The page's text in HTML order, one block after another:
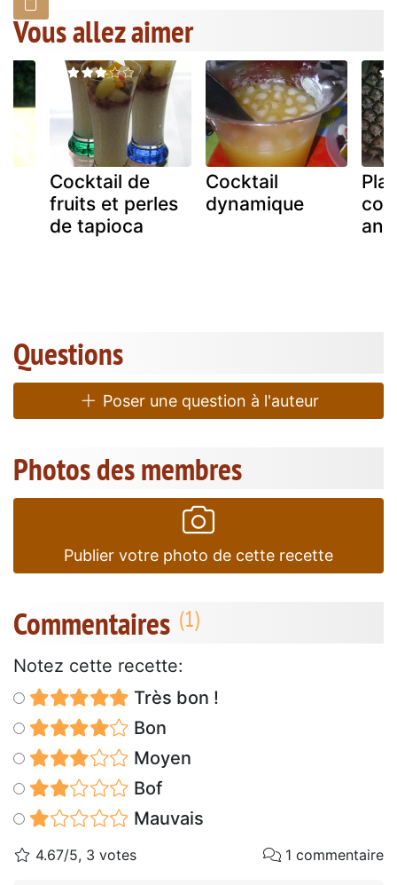
Vous allez aimer
Cocktail de
fruits et perles
de tapioca
Cocktail
dynamique
Questions
Poser une question à l'auteur
Photos des membres
Publier votre photo de cette recette
Commentaires
Notez cette recette:
Très bon !
Bon
Moyen
Bof
Mauvais
4.67/5, 3 votes 1 commentaire